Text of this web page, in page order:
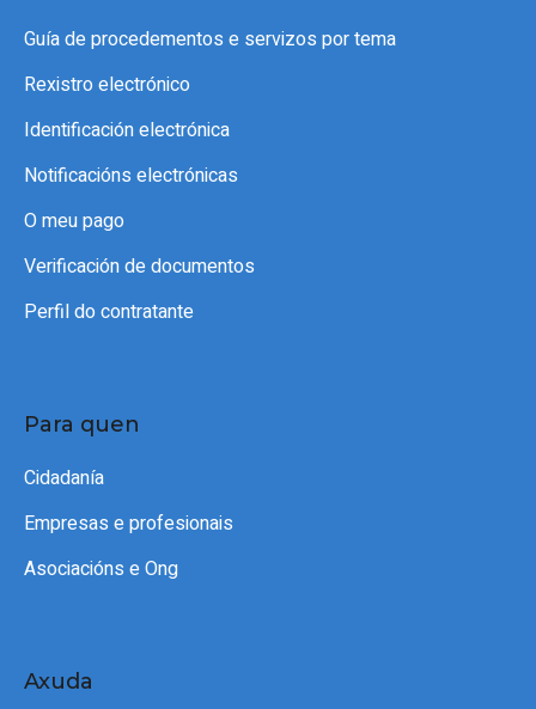
Guía de procedementos e servizos por tema
Rexistro electrónico
Identificación electrónica
Notificacións electrónicas
O meu pago
Verificación de documentos
Perfil do contratante
Para quen
Cidadanía
Empresas e profesionais
Asociacións e Ong
Axuda